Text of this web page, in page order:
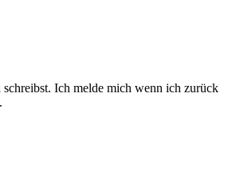
schreibst. Ich melde mich wenn ich zurück